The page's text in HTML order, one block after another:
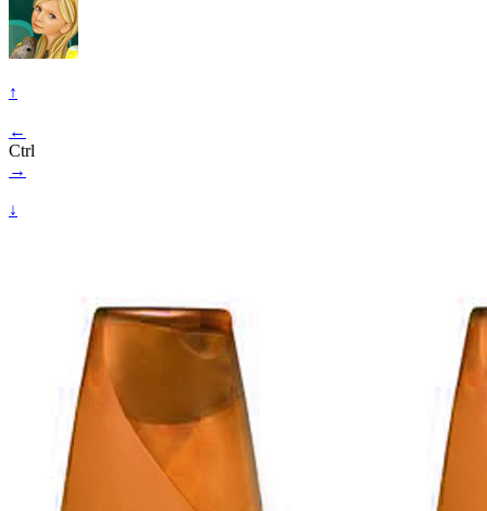
↑
←
Ctrl
→
↓